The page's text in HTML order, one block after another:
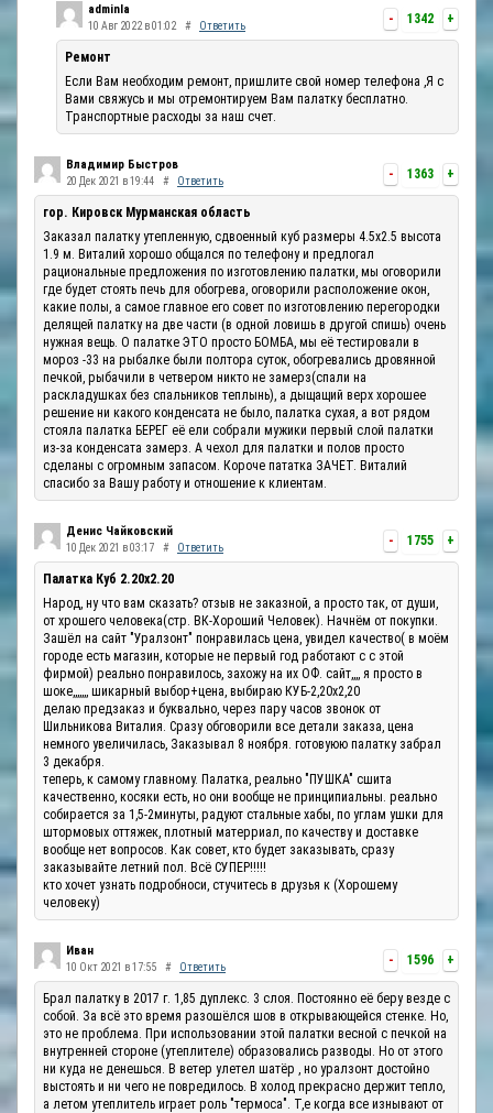
- 1342 +
adminla
10 Авг 2022 в 01:02 # Ответить
Ремонт
Если Вам необходим ремонт, пришлите свой номер телефона ,Я с
Вами свяжусь и мы отремонтируем Вам палатку бесплатно.
Транспортные расходы за наш счет.
- 1363 +
Владимир Быстров
20 Дек 2021 в 19:44 # Ответить
гор. Кировск Мурманская область
Заказал палатку утепленную, сдвоенный куб размеры 4.5х2.5 высота
1.9 м. Виталий хорошо общался по телефону и предлогал
рациональные предложения по изготовлению палатки, мы оговорили
где будет стоять печь для обогрева, оговорили расположение окон,
какие полы, а самое главное его совет по изготовлению перегородки
делящей палатку на две части (в одной ловишь в другой спишь) очень
нужная вещь. О палатке ЭТО просто БОМБА, мы её тестировали в
мороз -33 на рыбалке были полтора суток, обогревались дровянной
печкой, рыбачили в четвером никто не замерз(спали на
раскладушках без спальников теплынь), а дыщащий верх хорошее
решение ни какого конденсата не было, палатка сухая, а вот рядом
стояла палатка БЕРЕГ её ели собрали мужики первый слой палатки
из-за конденсата замерз. А чехол для палатки и полов просто
сделаны с огромным запасом. Короче пататка ЗАЧЕТ. Виталий
спасибо за Вашу работу и отношение к клиентам.
- 1755 +
Денис Чайковский
10 Дек 2021 в 03:17 # Ответить
Палатка Куб 2.20x2.20
Народ, ну что вам сказать? отзыв не заказной, а просто так, от души,
от хрошего человека(стр. ВК-Хороший Человек). Начнём от покупки.
Зашёл на сайт "Уралзонт" понравилась цена, увидел качество( в моём
городе есть магазин, которые не первый год работают с с этой
фирмой) реально понравилось, захожу на их ОФ. сайт,,,, я просто в
шоке,,,,,,, шикарный выбор+цена, выбираю КУБ-2,20х2,20
делаю предзаказ и буквально, через пару часов звонок от
Шильникова Виталия. Сразу обговорили все детали заказа, цена
немного увеличилась, Заказывал 8 ноября. готовуюю палатку забрал
3 декабря.
теперь, к самому главному. Палатка, реально "ПУШКА" сшита
качественно, косяки есть, но они вообще не принципиальны. реально
собирается за 1,5-2минуты, радуют стальные хабы, по углам ушки для
штормовых оттяжек, плотный матерриал, по качеству и доставке
вообще нет вопросов. Как совет, кто будет заказывать, сразу
заказывайте летний пол. Всё СУПЕР!!!!!
кто хочет узнать подробноси, стучитесь в друзья к (Хорошему
человеку)
- 1596 +
Иван
10 Окт 2021 в 17:55 # Ответить
Брал палатку в 2017 г. 1,85 дуплекс. 3 слоя. Постоянно её беру везде с
собой. За всё это время разошёлся шов в открывающейся стенке. Но,
это не проблема. При использовании этой палатки весной с печкой на
внутренней стороне (утеплителе) образовались разводы. Но от этого
ни куда не денешься. В ветер улетел шатёр , но уралзонт достойно
выстоять и ни чего не повредилось. В холод прекрасно держит тепло,
а летом утеплитель играет роль "термоса". Т,е когда все изнывают от